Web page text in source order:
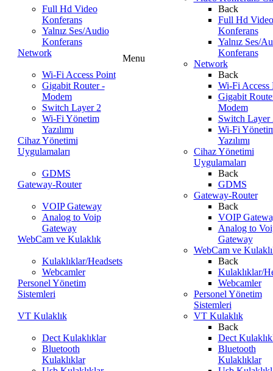
Full Hd Video
Konferans
Yalnız Ses/Audio
Konferans
Network
Wi-Fi Access Point
Gigabit Router -
Modem
Switch Layer 2
Wi-Fi Yönetim
Yazılımı
Cihaz Yönetimi
Uygulamaları
GDMS
Gateway-Router
VOIP Gateway
Analog to Voip
Gateway
WebCam ve Kulaklık
Kulaklıklar/Headsets
Webcamler
Personel Yönetim
Sistemleri
VT Kulaklık
Dect Kulaklıklar
Bluetooth
Kulaklıklar
Menu
Back
Full Hd Video
Konferans
Yalnız Ses/
Konferans
Network
Back
Wi-Fi Access
Gigabit
Modem
Switch Layer
Wi-Fi
Yazılımı
Cihaz Yönetimi
Uygulamaları
Back
GDMS
Gateway-Router
Back
VOIP
Analog to
Gateway
WebCam ve
Back
Kulaklıklar/
Webcamler
Personel Yönetim
Sistemleri
VT Kulaklık
Back
Dect
Bluetooth
Kulaklıklar